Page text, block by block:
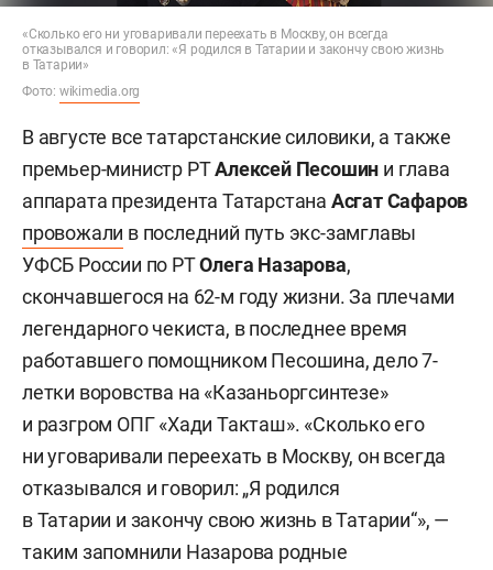
«Сколько его ни уговаривали переехать в Москву, он всегда
отказывался и говорил: «Я родился в Татарии и закончу свою жизнь
в Татарии»
Фото: wikimedia.org
В августе все татарстанские силовики, а также
премьер-министр РТАлексей Песошин и глава
аппарата президента Татарстана Асгат Сафаров
провожали в последний путь экс-замглавы
УФСБ России по РТОлега Назарова,
скончавшегося на 62-м году жизни. За плечами
легендарного чекиста, в последнее время
работавшего помощником Песошина, дело 7-
летки воровства на «Казаньоргсинтезе»
и разгром ОПГ «Хади Такташ». «Сколько его
ни уговаривали переехать в Москву, он всегда
отказывался и говорил: „Я родился
в Татарии и закончу свою жизнь в Татарии“», —
таким запомнили Назарова родные